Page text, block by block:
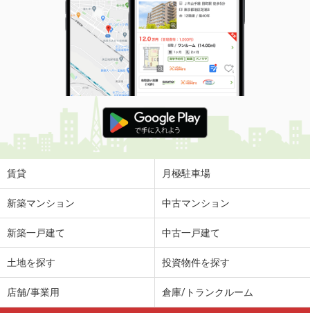
賃貸 月極駐車場
新築マンション 中古マンション
新築一戸建て 中古一戸建て
土地を探す 投資物件を探す
店舗/事業用 倉庫/トランクルーム